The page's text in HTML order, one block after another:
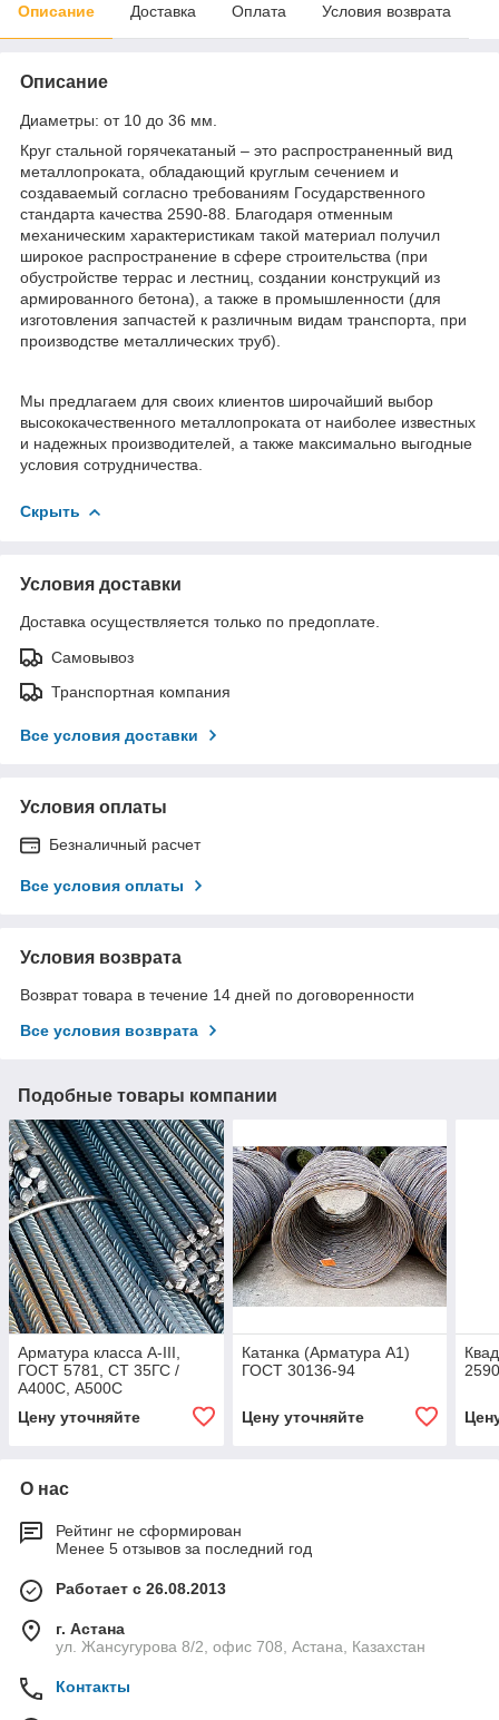
Описание Доставка Оплата Условия возврата
Описание
Диаметры: от 10 до 36 мм.
Круг стальной горячекатаный – это распространенный вид
металлопроката, обладающий круглым сечением и
создаваемый согласно требованиям Государственного
стандарта качества 2590-88. Благодаря отменным
механическим характеристикам такой материал получил
широкое распространение в сфере строительства (при
обустройстве террас и лестниц, создании конструкций из
армированного бетона), а также в промышленности (для
изготовления запчастей к различным видам транспорта, при
производстве металлических труб).
Мы предлагаем для своих клиентов широчайший выбор
высококачественного металлопроката от наиболее известных
и надежных производителей, а также максимально выгодные
условия сотрудничества.
Скрыть
Условия доставки
Доставка осуществляется только по предоплате.
Самовывоз
Транспортная компания
Все условия доставки
Условия оплаты
Безналичный расчет
Все условия оплаты
Условия возврата
Возврат товара в течение 14 дней по договоренности
Все условия возврата
Подобные товары компании
Арматура класса А-III,
ГОСТ 5781, СТ 35ГС /
А400С, А500С
Цену уточняйте
Катанка (Арматура А1)
ГОСТ 30136-94
Цену уточняйте
О нас
Рейтинг не сформирован
Менее 5 отзывов за последний год
Работает с 26.08.2013
г. Астана
ул. Жансугурова 8/2, офис 708, Астана, Казахстан
Контакты